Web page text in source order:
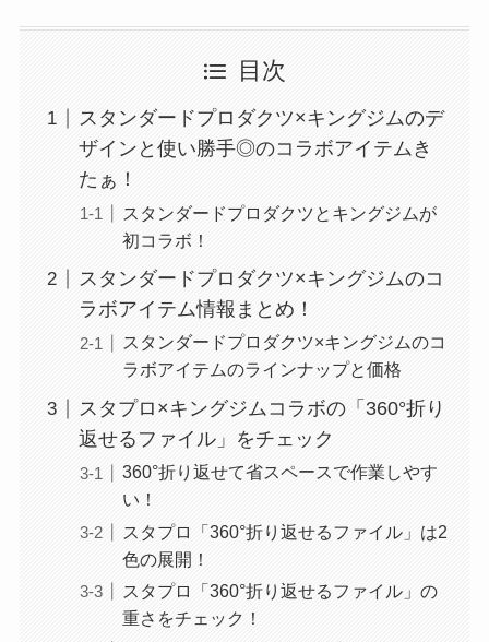
目次
スタンダードプロダクツ×キングジムのデ
ザインと使い勝手◎のコラボアイテムき
たぁ！
スタンダードプロダクツとキングジムが
初コラボ！
スタンダードプロダクツ×キングジムのコ
ラボアイテム情報まとめ！
スタンダードプロダクツ×キングジムのコ
ラボアイテムのラインナップと価格
スタプロ×キングジムコラボの「360°折り
返せるファイル」をチェック
360°折り返せて省スペースで作業しやす
い！
スタプロ「360°折り返せるファイル」は2
色の展開！
スタプロ「360°折り返せるファイル」の
重さをチェック！